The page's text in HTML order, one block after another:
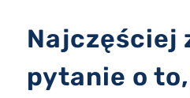
Najczęściej
pytanie o